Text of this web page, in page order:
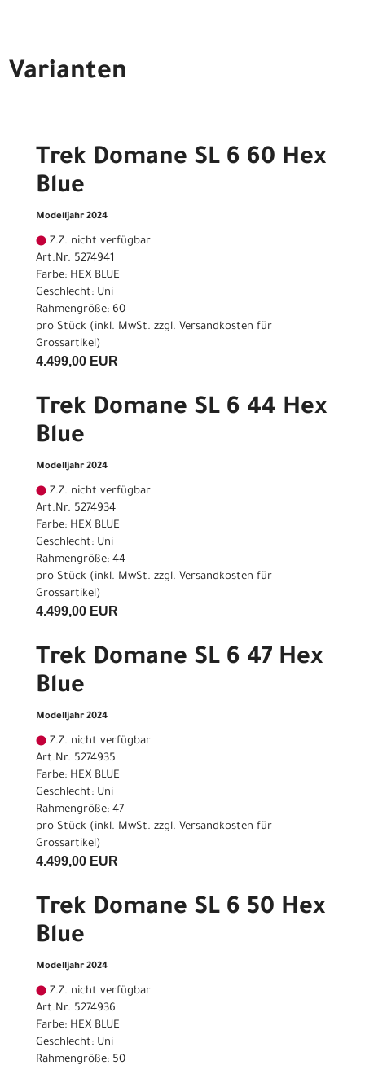
Varianten
Trek Domane SL 6 60 Hex
Blue
Modelljahr 2024
Z.Z. nicht verfügbar
Art.Nr. 5274941
Farbe: HEX BLUE
Geschlecht: Uni
Rahmengröße: 60
pro Stück (inkl. MwSt. zzgl. Versandkosten für
Grossartikel)
4.499,00 EUR
Trek Domane SL 6 44 Hex
Blue
Modelljahr 2024
Z.Z. nicht verfügbar
Art.Nr. 5274934
Farbe: HEX BLUE
Geschlecht: Uni
Rahmengröße: 44
pro Stück (inkl. MwSt. zzgl. Versandkosten für
Grossartikel)
4.499,00 EUR
Trek Domane SL 6 47 Hex
Blue
Modelljahr 2024
Z.Z. nicht verfügbar
Art.Nr. 5274935
Farbe: HEX BLUE
Geschlecht: Uni
Rahmengröße: 47
pro Stück (inkl. MwSt. zzgl. Versandkosten für
Grossartikel)
4.499,00 EUR
Trek Domane SL 6 50 Hex
Blue
Modelljahr 2024
Z.Z. nicht verfügbar
Art.Nr. 5274936
Farbe: HEX BLUE
Geschlecht: Uni
Rahmengröße: 50